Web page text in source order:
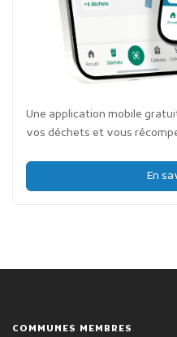
Une application mobile
vos déchets et vous
En
COMMUNES MEMBRES